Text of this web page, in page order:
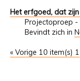
Het erfgoed, dat
Projectoproep -
Bevindt zich in
« Vorige 10 item(s) 1